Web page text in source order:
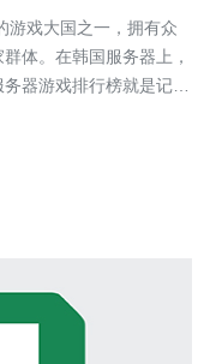
体。在韩国服务器上，
器游戏排行榜就是记录